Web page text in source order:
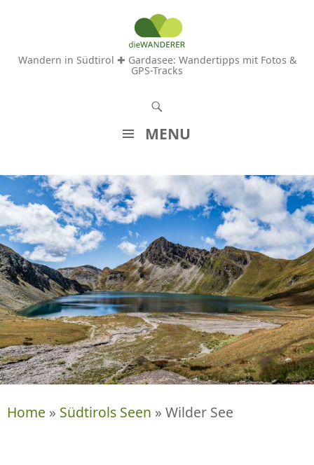
Wandern in Südtirol ✚ Gardasee: Wandertipps mit Fotos &
GPS-Tracks
e
n
MENU
U
M
I
N
H
A
L
T
S
P
R
I
N
N
Home » Südtirols Seen » Wilder See